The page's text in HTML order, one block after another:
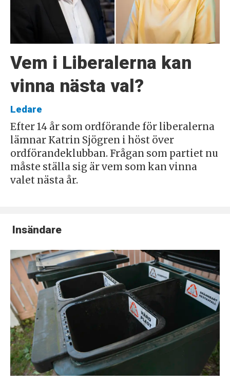
Vem i Liberalerna kan
vinna nästa val?
Ledare
Efter 14 år som ordförande för liberalerna
lämnar Katrin Sjögren i höst över
ordförandeklubban. Frågan som partiet nu
måste ställa sig är vem som kan vinna
valet nästa år.
Insändare